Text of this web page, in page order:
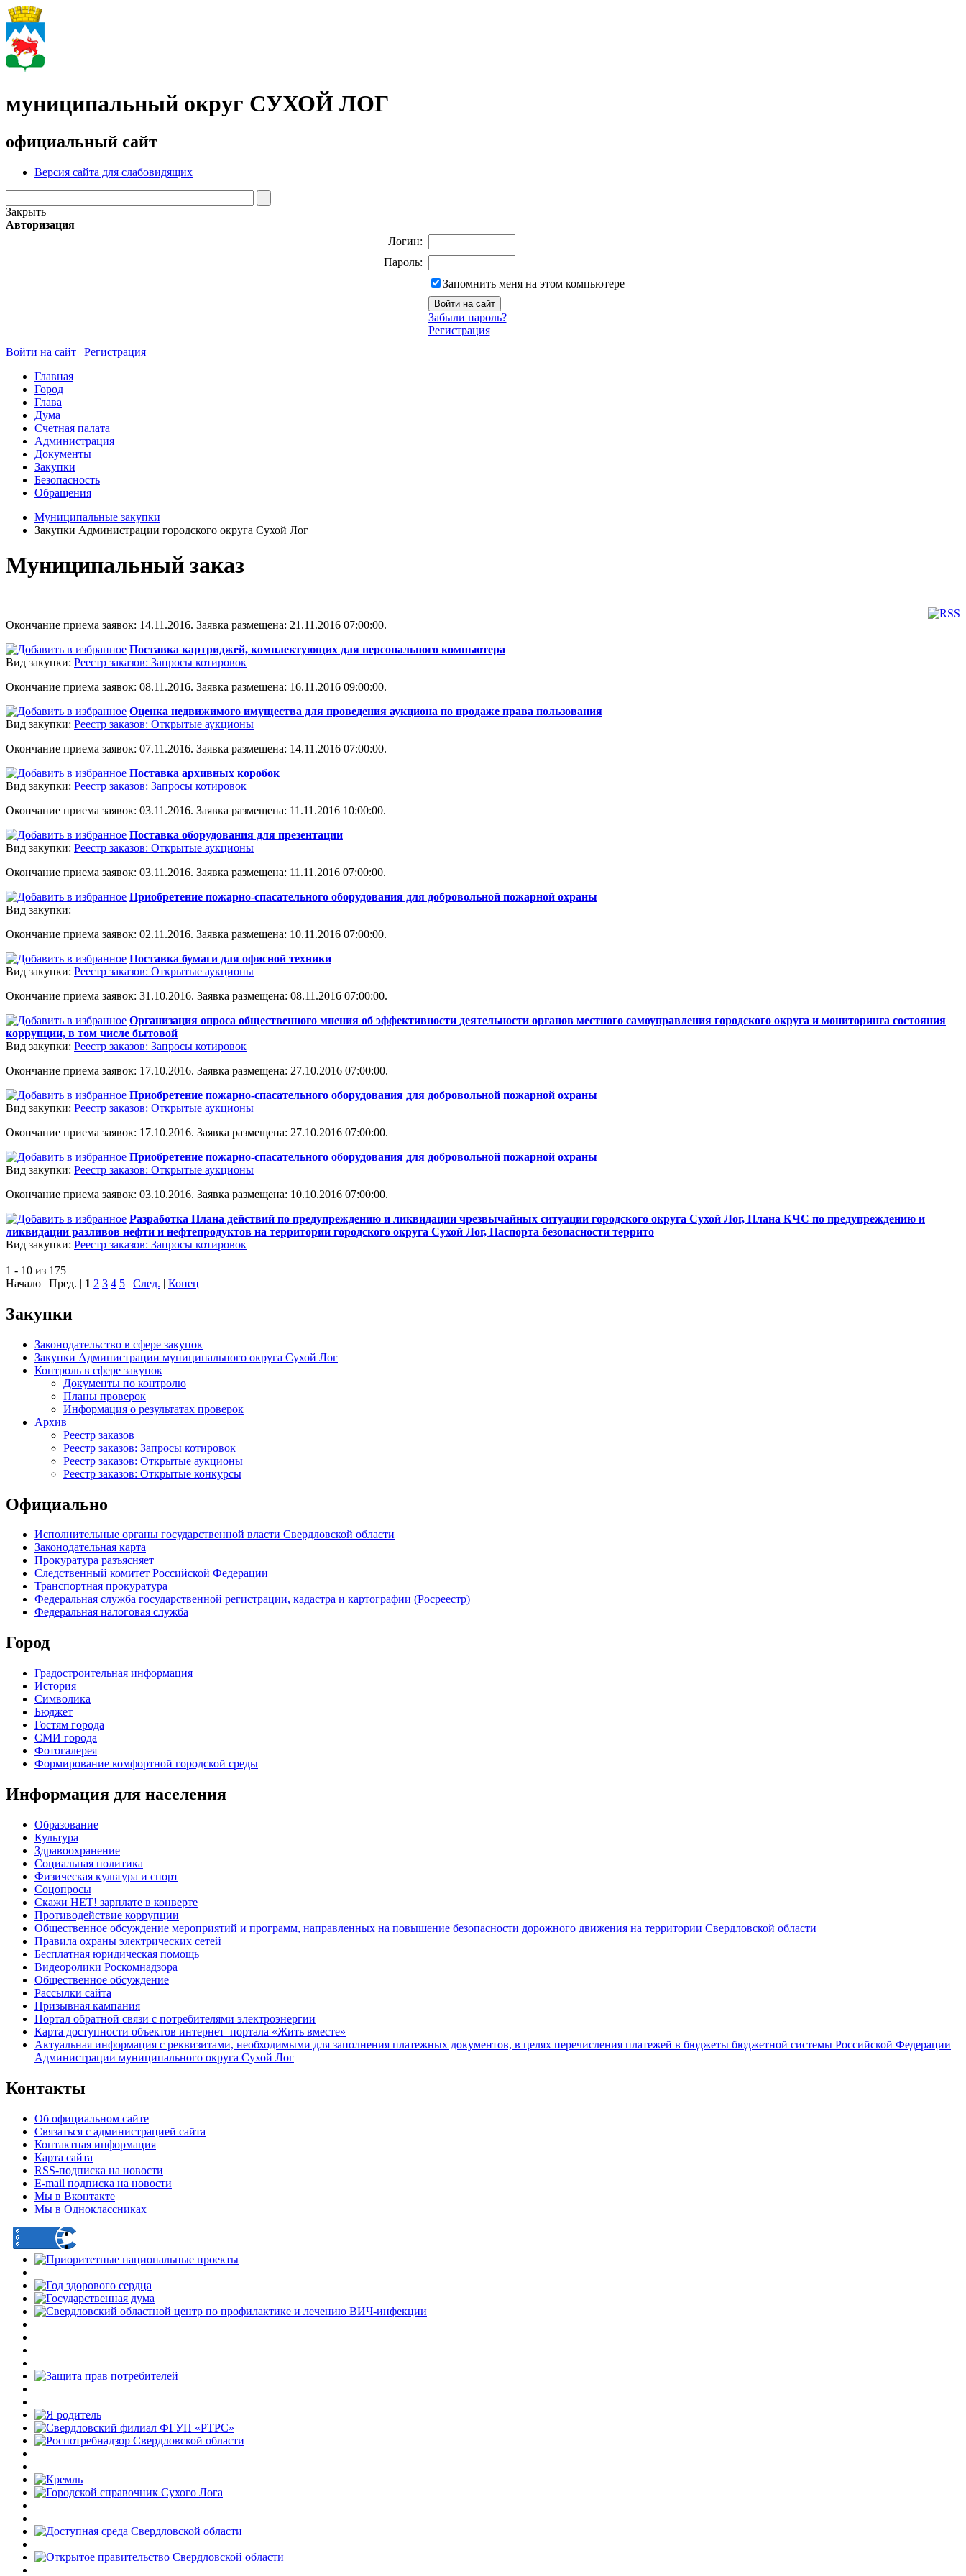
муниципальный округ СУХОЙ ЛОГ
официальный сайт
Версия сайта для слабовидящих
Закрыть
Авторизация
Логин:
Пароль:
Запомнить меня на этом компьютере
Забыли пароль?
Регистрация
Войти на сайт | Регистрация
Главная
Город
Глава
Дума
Счетная палата
Администрация
Документы
Закупки
Безопасность
Обращения
Муниципальные закупки
Закупки Администрации городского округа Сухой Лог
Муниципальный заказ
Окончание приема заявок: 14.11.2016. Заявка размещена: 21.11.2016 07:00:00.
Поставка картриджей, комплектующих для персонального компьютера
Вид закупки: Реестр заказов: Запросы котировок
Окончание приема заявок: 08.11.2016. Заявка размещена: 16.11.2016 09:00:00.
Оценка недвижимого имущества для проведения аукциона по продаже права пользования
Вид закупки: Реестр заказов: Открытые аукционы
Окончание приема заявок: 07.11.2016. Заявка размещена: 14.11.2016 07:00:00.
Поставка архивных коробок
Вид закупки: Реестр заказов: Запросы котировок
Окончание приема заявок: 03.11.2016. Заявка размещена: 11.11.2016 10:00:00.
Поставка оборудования для презентации
Вид закупки: Реестр заказов: Открытые аукционы
Окончание приема заявок: 03.11.2016. Заявка размещена: 11.11.2016 07:00:00.
Приобретение пожарно-спасательного оборудования для добровольной пожарной охраны
Вид закупки:
Окончание приема заявок: 02.11.2016. Заявка размещена: 10.11.2016 07:00:00.
Поставка бумаги для офисной техники
Вид закупки: Реестр заказов: Открытые аукционы
Окончание приема заявок: 31.10.2016. Заявка размещена: 08.11.2016 07:00:00.
Организация опроса общественного мнения об эффективности деятельности органов местного самоуправления городского округа и мониторинга состояния
коррупции, в том числе бытовой
Вид закупки: Реестр заказов: Запросы котировок
Окончание приема заявок: 17.10.2016. Заявка размещена: 27.10.2016 07:00:00.
Приобретение пожарно-спасательного оборудования для добровольной пожарной охраны
Вид закупки: Реестр заказов: Открытые аукционы
Окончание приема заявок: 17.10.2016. Заявка размещена: 27.10.2016 07:00:00.
Приобретение пожарно-спасательного оборудования для добровольной пожарной охраны
Вид закупки: Реестр заказов: Открытые аукционы
Окончание приема заявок: 03.10.2016. Заявка размещена: 10.10.2016 07:00:00.
Разработка Плана действий по предупреждению и ликвидации чрезвычайных ситуации городского округа Сухой Лог, Плана КЧС по предупреждению и
ликвидации разливов нефти и нефтепродуктов на территории городского округа Сухой Лог, Паспорта безопасности террито
Вид закупки: Реестр заказов: Запросы котировок
1 - 10 из 175
Начало | Пред. | 1 2 3 4 5 | След. | Конец
Закупки
Законодательство в сфере закупок
Закупки Администрации муниципального округа Сухой Лог
Контроль в сфере закупок
Документы по контролю
Планы проверок
Информация о результатах проверок
Архив
Реестр заказов
Реестр заказов: Запросы котировок
Реестр заказов: Открытые аукционы
Реестр заказов: Открытые конкурсы
Официально
Исполнительные органы государственной власти Свердловской области
Законодательная карта
Прокуратура разъясняет
Следственный комитет Российской Федерации
Транспортная прокуратура
Федеральная служба государственной регистрации, кадастра и картографии (Росреестр)
Федеральная налоговая служба
Город
Градостроительная информация
История
Символика
Бюджет
Гостям города
СМИ города
Фотогалерея
Формирование комфортной городской среды
Информация для населения
Образование
Культура
Здравоохранение
Социальная политика
Физическая культура и спорт
Соцопросы
Скажи НЕТ! зарплате в конверте
Противодействие коррупции
Общественное обсуждение мероприятий и программ, направленных на повышение безопасности дорожного движения на территории Свердловской области
Правила охраны электрических сетей
Бесплатная юридическая помощь
Видеоролики Роскомнадзора
Общественное обсуждение
Рассылки сайта
Призывная кампания
Портал обратной связи с потребителями электроэнергии
Карта доступности объектов интернет–портала «Жить вместе»
Актуальная информация с реквизитами, необходимыми для заполнения платежных документов, в целях перечисления платежей в бюджеты бюджетной системы Российской Федерации
Администрации муниципального округа Сухой Лог
Контакты
Об официальном сайте
Связаться с администрацией сайта
Контактная информация
Карта сайта
RSS-подписка на новости
E-mail подписка на новости
Мы в Вконтакте
Мы в Одноклассниках